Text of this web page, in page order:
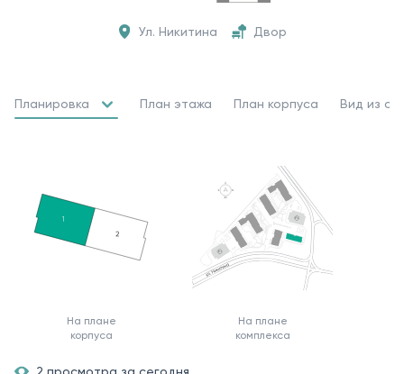
Ул. Никитина Двор
Планировка План этажа План корпуса Вид из
На плане
корпуса
На плане
комплекса